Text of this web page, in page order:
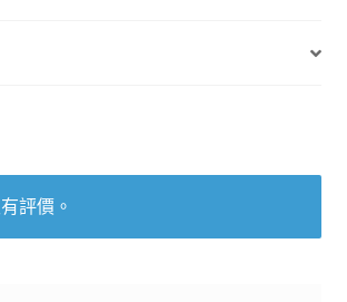
評價。